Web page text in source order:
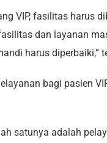
VIP, fasilitas harus
dan layanan
harus diperbaiki,”
bagi pasien
satunya adalah